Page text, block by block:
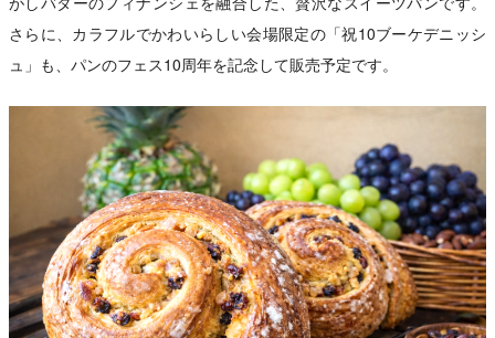
さらに、カラフルでかわいらしい会場限定の「祝10ブーケデニッシ
ュ」も、パンのフェス10周年を記念して販売予定です。